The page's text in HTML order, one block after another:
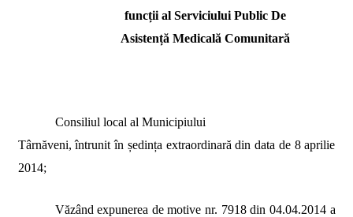
funcțiial Serviciului Public De
Asistență Medicală Comunitară
Consiliul local al Municipiului
Târnăveni, întrunit în ședința extraordinară din data de 8 aprilie
2014;
Văzând expunerea de motive nr. 7918din 04.04.2014 a